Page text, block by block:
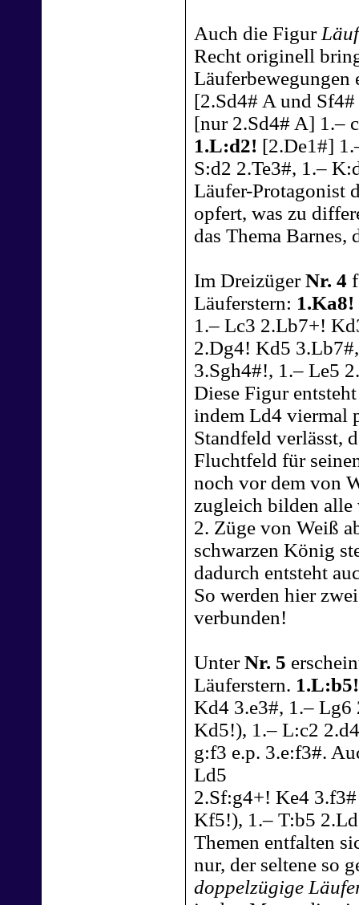
Auch die Figur
Recht originell
Läuferbewegungen
[2.Sd4# A und
[nur 2.Sd4# A] 1.–
1.L:d2! [2.De1#]
S:d2 2.Te3#, 1.–
Läufer-Protagonist
opfert, was zu
das Thema
Im DreizügerNr. 4
Läuferstern: 1.Ka8!
1.– Lc3 2.Lb7+!
2.Dg4! Kd5
3.Sgh4#!, 1.– Le5
Diese Figur
indem Ld4 viermal
Standfeld verlässt,
Fluchtfeld für
noch vor dem von
zugleich bilden alle
2. Züge von Weiß
schwarzen König
dadurch entsteht
So werden hier
verbunden!
UnterNr. 5
Läuferstern. 1.L:b5!
Kd4 3.e3#, 1.–
Kd5!), 1.– L:c2
g:f3 e.p. 3.e:f3#.
Ld5
2.Sf:g4+! Ke4
Kf5!), 1.– T:b5
Themen entfalten
nur, der seltene so
doppelzügige